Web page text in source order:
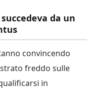
da un
convincendo
freddo sulle
in